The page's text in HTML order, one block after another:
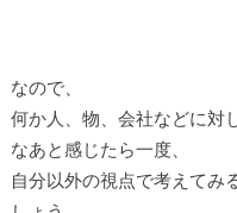
なので、
何か人、物、会社などに対
なあと感じたら一度、
自分以外の視点で考えてみ